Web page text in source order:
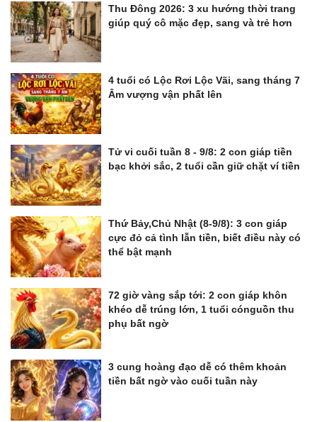
Thu Đông 2026: 3 xu hướng thời trang
giúp quý cô mặc đẹp, sang và trẻ hơn
4 tuổi có Lộc Rơi Lộc Vãi, sang tháng 7
Âm vượng vận phất lên
Tử vi cuối tuần 8 - 9/8: 2 con giáp tiền
bạc khởi sắc, 2 tuổi cần giữ chặt ví tiền
Thứ Bảy,Chủ Nhật (8-9/8): 3 con giáp
cực đỏ cả tình lẫn tiền, biết điều này có
thể bật mạnh
72 giờ vàng sắp tới: 2 con giáp khôn
khéo dễ trúng lớn, 1 tuổi cónguồn thu
phụ bất ngờ
3 cung hoàng đạo dễ có thêm khoản
tiền bất ngờ vào cuối tuần này